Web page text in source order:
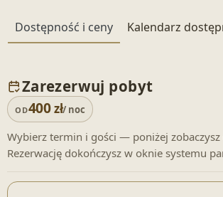
Dostępność i ceny Kalendarz
Zarezerwuj pobyt
OD400zł/ noc
Wybierz termin i gości — poniżej zobaczysz
Rezerwację dokończysz w oknie systemu